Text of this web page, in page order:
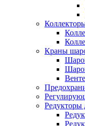
Краны
Редукторы